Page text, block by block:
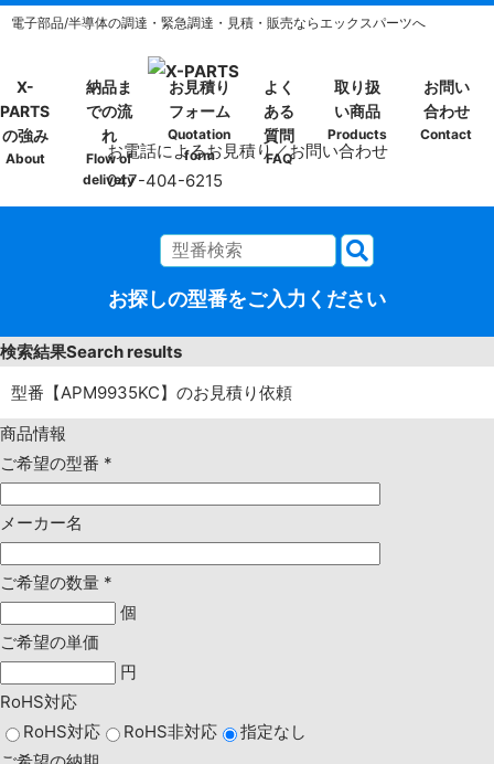
電子部品/半導体の調達・緊急調達・見積・販売ならエックスパーツへ
X-
PARTS
の強み
About
納品ま
での流
れ
Flow of
delivery
お見積り
フォーム
Quotation
form
よく
ある
質問
FAQ
取り扱
い商品
Products
お問い
合わせ
Contact
お電話によるお見積り／お問い合わせ
047-404-6215
お探しの型番をご入力ください
検索結果Search results
型番【APM9935KC】のお見積り依頼
商品情報
ご希望の型番 *
メーカー名
ご希望の数量 *
個
ご希望の単価
円
RoHS対応
RoHS対応
RoHS非対応
指定なし